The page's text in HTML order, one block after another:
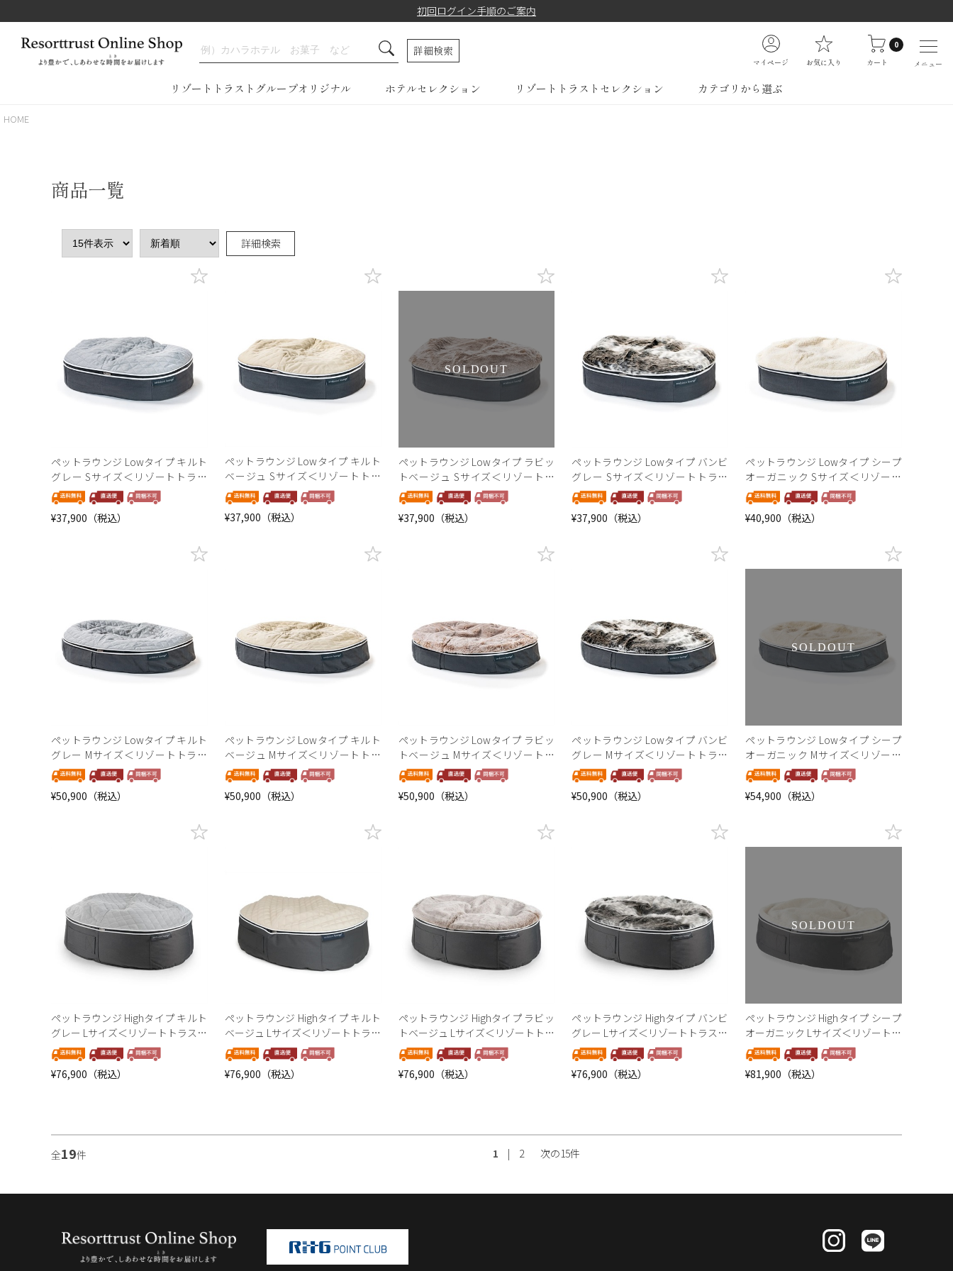
初回ログイン手順のご案内
詳細検索
マイページ お気に入り
0
カート
メニュー
リゾートトラストグループオリジナル ホテルセレクション リゾートトラストセレクション カテゴリから選ぶ
HOME
商品一覧
詳細検索
ペットラウンジ Lowタイプ キルト
グレー Sサイズ＜リゾートトラス
トセレクション＞
¥37,900（税込）
ペットラウンジ Lowタイプ キルト
ベージュ Sサイズ＜リゾートトラ
ストセレクション＞
¥37,900（税込）
SOLDOUT
ペットラウンジ Lowタイプ ラビッ
トベージュ Sサイズ＜リゾートト
ラストセレクション＞
¥37,900（税込）
ペットラウンジ Lowタイプ バンビ
グレー Sサイズ＜リゾートトラス
トセレクション＞
¥37,900（税込）
ペットラウンジ Lowタイプ シープ
オーガニック Sサイズ＜リゾート
トラストセレクション＞
¥40,900（税込）
ペットラウンジ Lowタイプ キルト
グレー Mサイズ＜リゾートトラス
トセレクション＞
¥50,900（税込）
ペットラウンジ Lowタイプ キルト
ベージュ Mサイズ＜リゾートトラ
ストセレクション＞
¥50,900（税込）
ペットラウンジ Lowタイプ ラビッ
トベージュ Mサイズ＜リゾートト
ラストセレクション＞
¥50,900（税込）
ペットラウンジ Lowタイプ バンビ
グレー Mサイズ＜リゾートトラス
トセレクション＞
¥50,900（税込）
SOLDOUT
ペットラウンジ Lowタイプ シープ
オーガニック Mサイズ＜リゾート
トラストセレクション＞
¥54,900（税込）
ペットラウンジ Highタイプ キルト
グレー Lサイズ＜リゾートトラスト
セレクション＞
¥76,900（税込）
ペットラウンジ Highタイプ キルト
ベージュ Lサイズ＜リゾートトラス
トセレクション＞
¥76,900（税込）
ペットラウンジ Highタイプ ラビッ
トベージュ Lサイズ＜リゾートトラ
ストセレクション＞
¥76,900（税込）
ペットラウンジ Highタイプ バンビ
グレー Lサイズ＜リゾートトラスト
セレクション＞
¥76,900（税込）
SOLDOUT
ペットラウンジ Highタイプ シープ
オーガニック Lサイズ＜リゾートト
ラストセレクション＞
¥81,900（税込）
全19件 1 | 2 次の15件